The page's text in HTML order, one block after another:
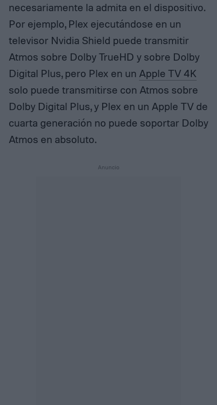
necesariamente la admita en el dispositivo.
Por ejemplo, Plex ejecutándose en un
televisor Nvidia Shield puede transmitir
Atmos sobre Dolby TrueHD y sobre Dolby
Digital Plus, pero Plex en un Apple TV 4K
solo puede transmitirse con Atmos sobre
Dolby Digital Plus, y Plex en un Apple TV de
cuarta generación no puede soportar Dolby
Atmos en absoluto.